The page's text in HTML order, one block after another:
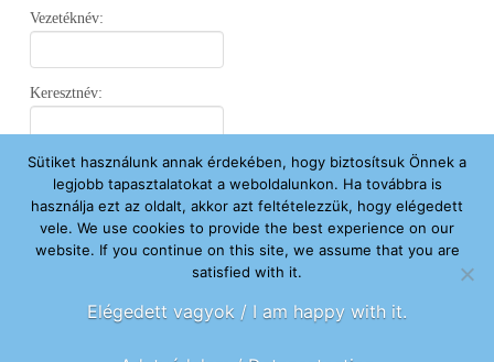
Vezetéknév:
Keresztnév:
Email:
Elfogadom az Adatvédelmi Nyilatkozatot.
Sütiket használunk annak érdekében, hogy biztosítsuk Önnek a
legjobb tapasztalatokat a weboldalunkon. Ha továbbra is
használja ezt az oldalt, akkor azt feltételezzük, hogy elégedett
vele. We use cookies to provide the best experience on our
website. If you continue on this site, we assume that you are
satisfied with it.
Elégedett vagyok / I am happy with it.